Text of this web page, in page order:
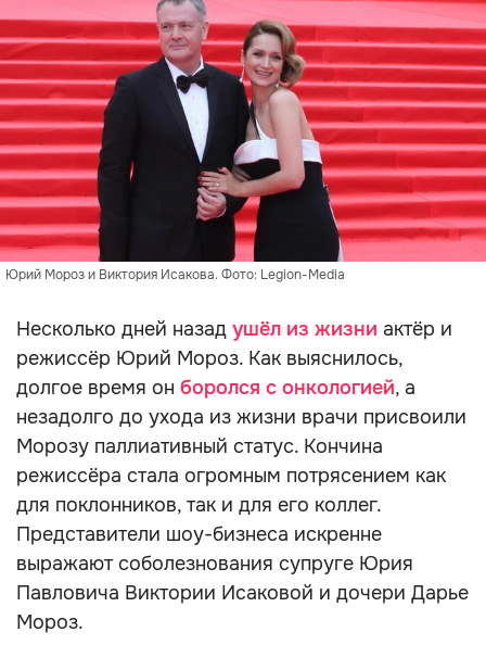
Юрий Мороз и Виктория Исакова. Фото: Legion-Media
Несколько дней назад ушёл из жизни актёр и
режиссёр Юрий Мороз. Как выяснилось,
долгое время он боролся с онкологией, а
незадолго до ухода из жизни врачи присвоили
Морозу паллиативный статус. Кончина
режиссёра стала огромным потрясением как
для поклонников, так и для его коллег.
Представители шоу-бизнеса искренне
выражают соболезнования супруге Юрия
Павловича Виктории Исаковой и дочери Дарье
Мороз.